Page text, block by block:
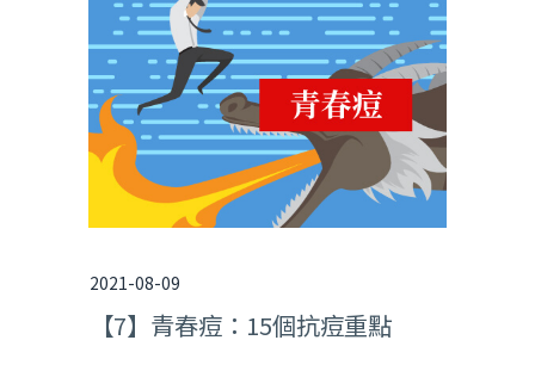
2021-08-09
【7】青春痘：15個抗痘重點